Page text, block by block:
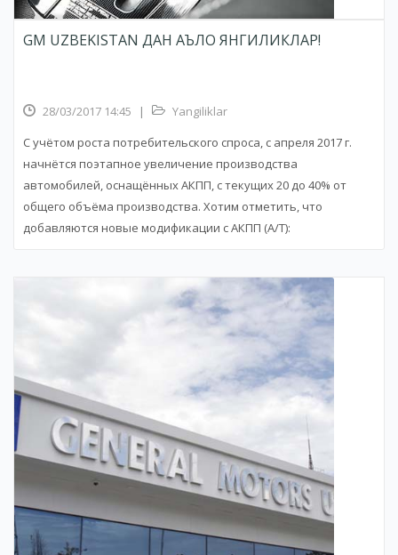
GM UZBEKISTAN ДАН АЪЛО ЯНГИЛИКЛАР!
28/03/2017 14:45 |
Yangiliklar
С учётом роста потребительского спроса, с апреля 2017 г.
начнётся поэтапное увеличение производства
автомобилей, оснащённых АКПП, с текущих 20 до 40% от
общего объёма производства. Хотим отметить, что
добавляются новые модификации с АКПП (A/T):